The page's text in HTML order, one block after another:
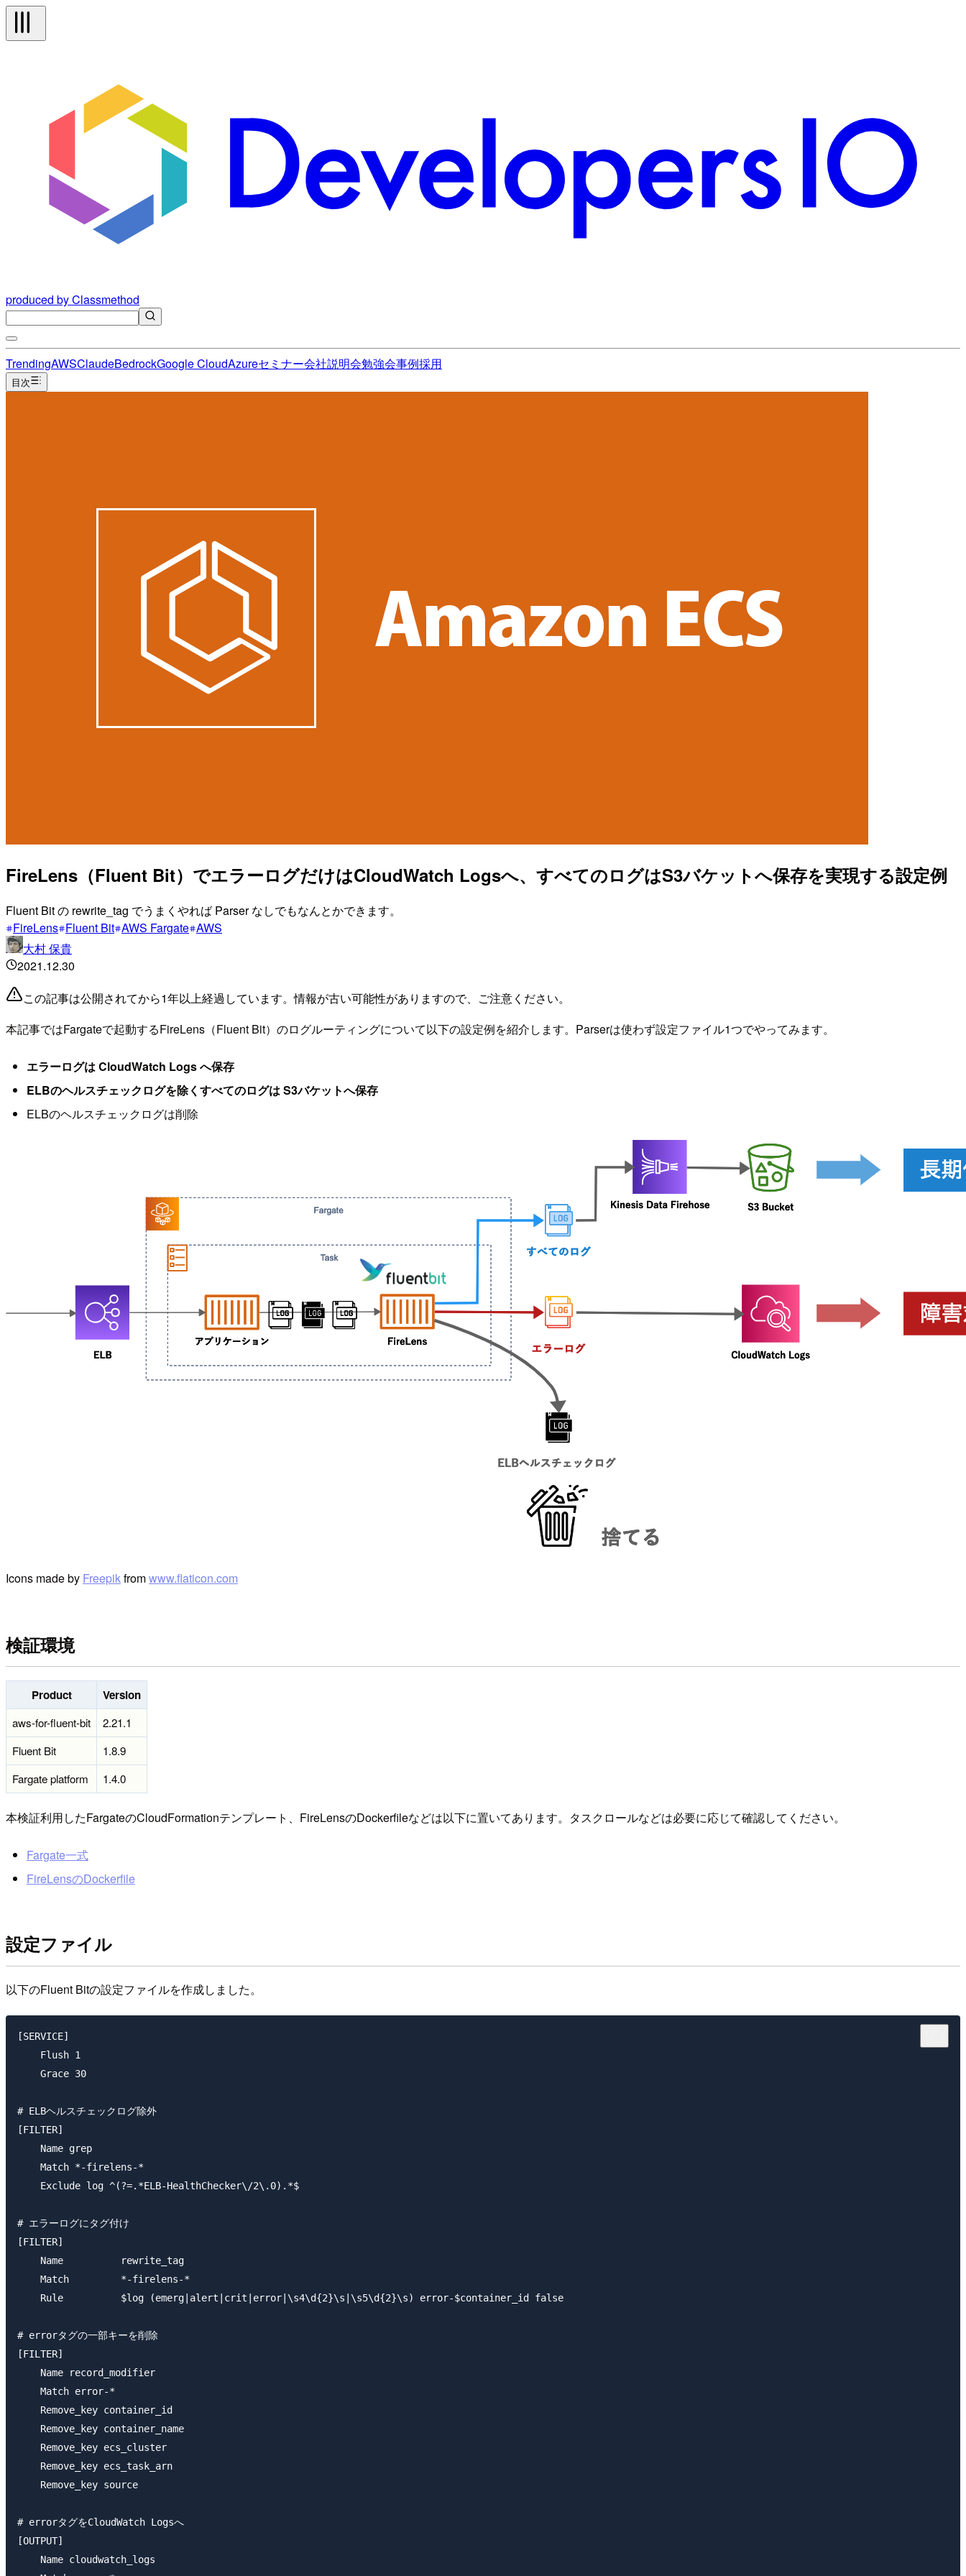
produced by Classmethod
TrendingAWSClaudeBedrockGoogle CloudAzureセミナー会社説明会勉強会事例採用
目次
FireLens（Fluent Bit）でエラーログだけはCloudWatch Logsへ、すべてのログはS3バケットへ保存を実現する設定例
Fluent Bit の rewrite_tag でうまくやれば Parser なしでもなんとかできます。
FireLens Fluent Bit AWS Fargate AWS
大村 保貴
2021.12.30
この記事は公開されてから1年以上経過しています。情報が古い可能性がありますので、ご注意ください。
本記事ではFargateで起動するFireLens（Fluent Bit）のログルーティングについて以下の設定例を紹介します。Parserは使わず設定ファイル1つでやってみます。
エラーログは CloudWatch Logs へ保存
ELBのヘルスチェックログを除くすべてのログは S3バケットへ保存
ELBのヘルスチェックログは削除
Icons made by Freepikfromwww.flaticon.com
検証環境
Product Version
aws-for-fluent-bit
2.21.1
Fluent Bit
1.8.9
Fargate platform
1.4.0
本検証利用したFargateのCloudFormationテンプレート、FireLensのDockerfileなどは以下に置いてあります。タスクロールなどは必要に応じて確認してください。
Fargate一式
FireLensのDockerfile
設定ファイル
以下のFluent Bitの設定ファイルを作成しました。
[SERVICE]
    Flush 1
    Grace 30
# ELBヘルスチェックログ除外
[FILTER]
    Name grep
    Match *-firelens-*
    Exclude log ^(?=.*ELB-HealthChecker\/2\.0).*$
# エラーログにタグ付け
[FILTER]
    Name          rewrite_tag
    Match         *-firelens-*
    Rule          $log (emerg|alert|crit|error|\s4\d{2}\s|\s5\d{2}\s) error-$container_id false
# errorタグの一部キーを削除
[FILTER]
    Name record_modifier
    Match error-*
    Remove_key container_id
    Remove_key container_name
    Remove_key ecs_cluster
    Remove_key ecs_task_arn
    Remove_key source
# errorタグをCloudWatch Logsへ
[OUTPUT]
    Name cloudwatch_logs